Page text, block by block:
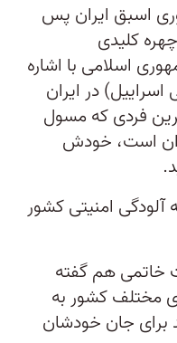
اسبق ایران پس
کلیدی
اسلامی با اشاره
در ایران
فردی که مسول
است، خودش
امنیتی کشور
خاتمی هم گفته
مختلف کشور به
جان خودشان